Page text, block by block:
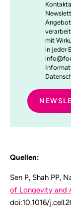
mit
in jeder
Quellen:
Sen P, Shah PP,
of Longevity and
doi:10.1016/